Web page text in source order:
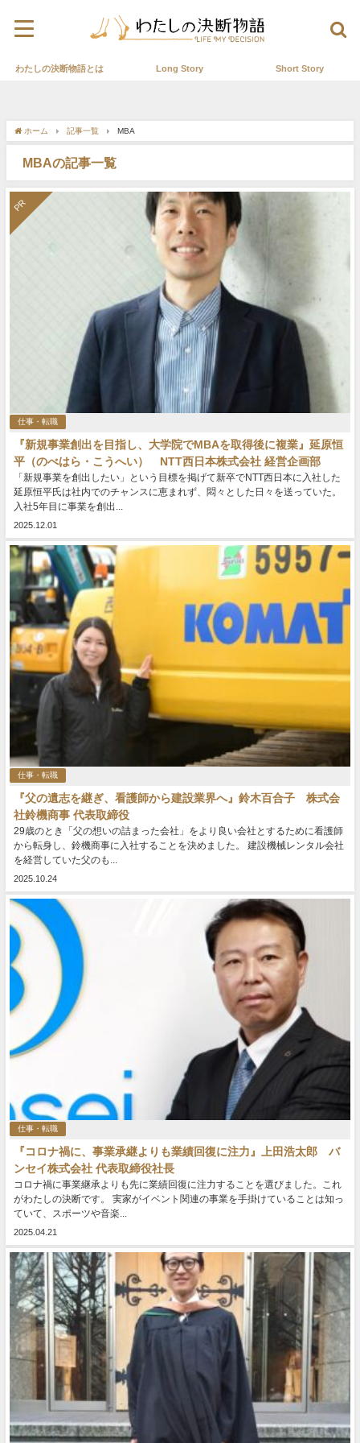
わたしの決断物語とは Long Story Short Story
ホーム 記事一覧 MBA
MBAの記事一覧
PR
仕事・転職
『新規事業創出を目指し、大学院でMBAを取得後に複業』延原恒
平（のべはら・こうへい） NTT西日本株式会社 経営企画部
「新規事業を創出したい」という目標を掲げて新卒でNTT西日本に入社した
延原恒平氏は社内でのチャンスに恵まれず、悶々とした日々を送っていた。
入社5年目に事業を創出...
2025.12.01
仕事・転職
『父の遺志を継ぎ、看護師から建設業界へ』鈴木百合子 株式会
社鈴機商事 代表取締役
29歳のとき「父の想いの詰まった会社」をより良い会社とするために看護師
から転身し、鈴機商事に入社することを決めました。 建設機械レンタル会社
を経営していた父のも...
2025.10.24
仕事・転職
『コロナ禍に、事業承継よりも業績回復に注力』上田浩太郎 バ
ンセイ株式会社 代表取締役社長
コロナ禍に事業継承よりも先に業績回復に注力することを選びました。これ
がわたしの決断です。 実家がイベント関連の事業を手掛けていることは知っ
ていて、スポーツや音楽...
2025.04.21